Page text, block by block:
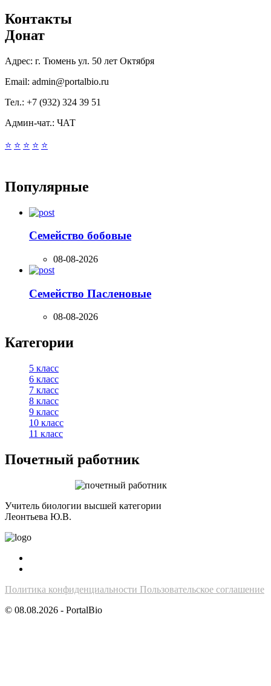
Контакты
Донат
Адрес: г. Тюмень ул. 50 лет Октября
Email: admin@portalbio.ru
Тел.: +7 (932) 324 39 51
Админ-чат.: ЧАТ
⭐ ⭐ ⭐ ⭐ ⭐
Популярные
Семейство бобовые
08-08-2026
Семейство Пасленовые
08-08-2026
Категории
5 класс
6 класс
7 класс
8 класс
9 класс
10 класс
11 класс
Почетный работник
Учитель биологии высшей категории
Леонтьева Ю.В.
Политика конфиденциальности Пользовательское соглашение
© 08.08.2026 - PortalBio